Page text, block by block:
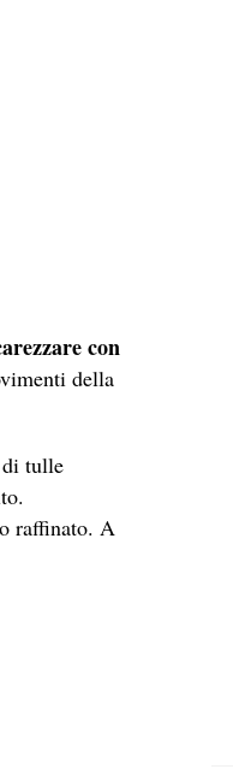
con
della
tulle
raffinato. A